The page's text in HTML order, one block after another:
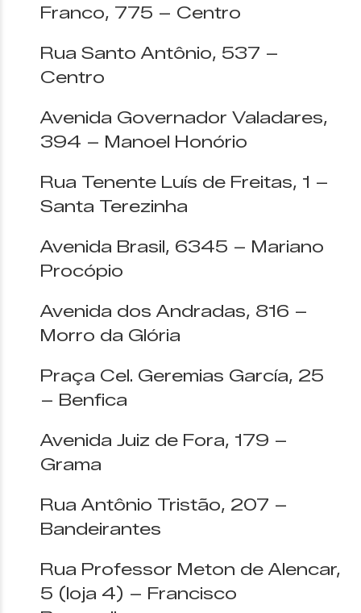
Franco, 775 – Centro
Rua Santo Antônio, 537 –
Centro
Avenida Governador Valadares,
394 – Manoel Honório
Rua Tenente Luís de Freitas, 1 –
Santa Terezinha
Avenida Brasil, 6345 – Mariano
Procópio
Avenida dos Andradas, 816 –
Morro da Glória
Praça Cel. Geremias García, 25
– Benfica
Avenida Juiz de Fora, 179 –
Grama
Rua Antônio Tristão, 207 –
Bandeirantes
Rua Professor Meton de Alencar,
5 (loja 4) – Francisco